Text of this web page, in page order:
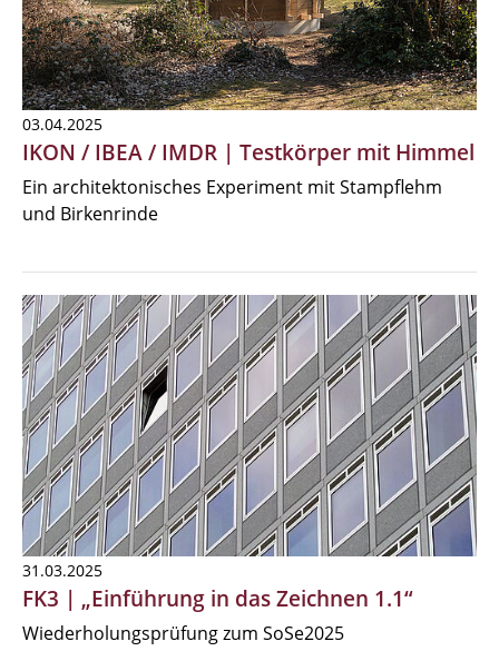
03.04.2025
IKON / IBEA / IMDR | Testkörper mit Himmel
Ein architektonisches Experiment mit Stampflehm
und Birkenrinde
31.03.2025
FK3 | „Einführung in das Zeichnen 1.1“
Wiederholungsprüfung zum SoSe2025